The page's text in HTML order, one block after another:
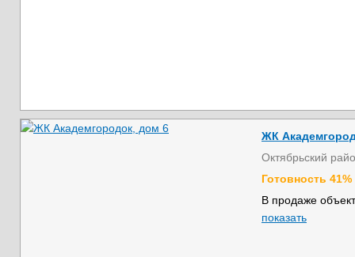
ЖК
Октябрьский
Готовность 41%
В продаже
показать